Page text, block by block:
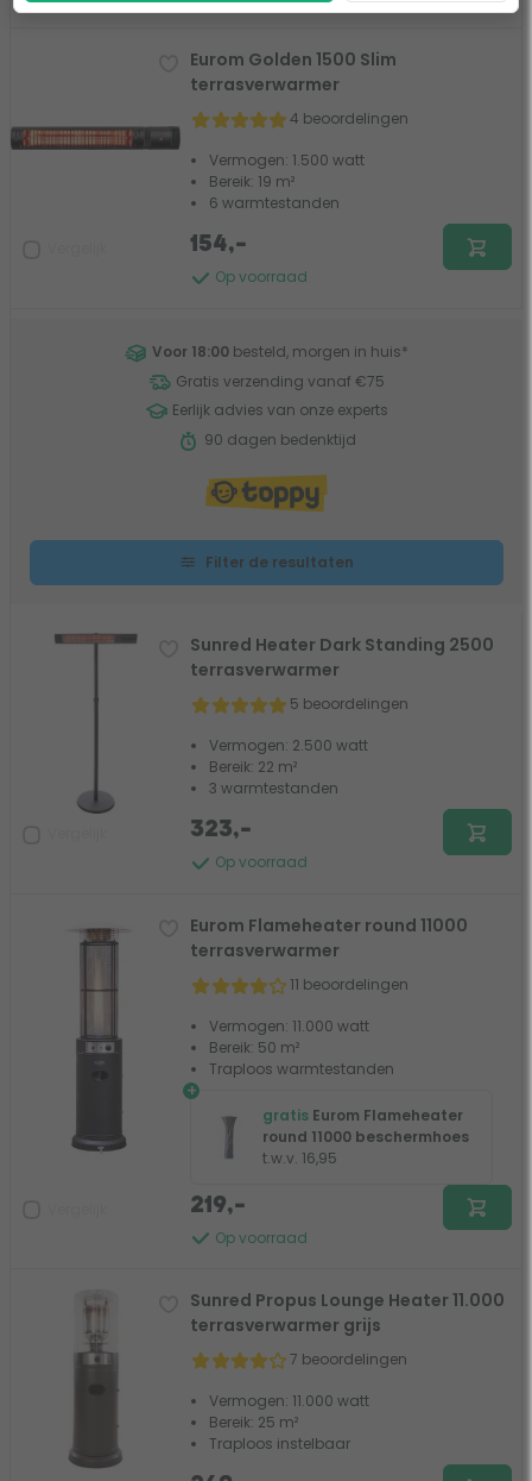
Eurom Golden 1500 Slim
terrasverwarmer
4 beoordelingen
Vermogen: 1.500 watt
Bereik: 19 m²
6 warmtestanden
Op voorraad
154,-
Voor 18:00 besteld, morgen in huis*
Gratis verzending vanaf €75
Eerlijk advies van onze experts
90 dagen bedenktijd
Filter de resultaten
Sunred Heater Dark Standing 2500
terrasverwarmer
5 beoordelingen
Vermogen: 2.500 watt
Bereik: 22 m²
3 warmtestanden
Op voorraad
323,-
Eurom Flameheater round 11000
terrasverwarmer
11 beoordelingen
Vermogen: 11.000 watt
Bereik: 50 m²
Traploos warmtestanden
+
gratis Eurom Flameheater
round 11000 beschermhoes
t.w.v. 16,95
Op voorraad
219,-
Sunred Propus Lounge Heater 11.000
terrasverwarmer grijs
7 beoordelingen
Vermogen: 11.000 watt
Bereik: 25 m²
Traploos instelbaar